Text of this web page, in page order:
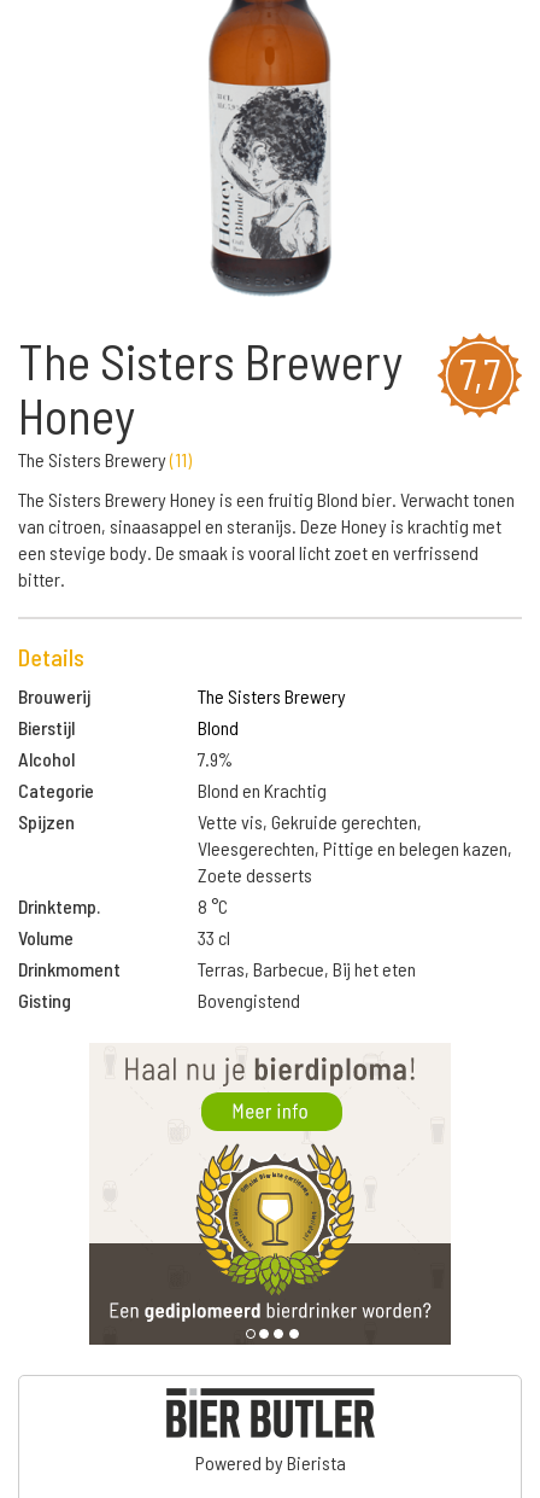
7,7
The Sisters Brewery
Honey
The Sisters Brewery(11)
The Sisters Brewery Honey is een fruitig Blond bier. Verwacht tonen
van citroen, sinaasappel en steranijs. Deze Honey is krachtig met
een stevige body. De smaak is vooral licht zoet en verfrissend
bitter.
Details
Brouwerij
The Sisters Brewery
Bierstijl
Blond
Alcohol
7.9%
Categorie
Blond en Krachtig
Spijzen
Vette vis, Gekruide gerechten,
Vleesgerechten, Pittige en belegen kazen,
Zoete desserts
Drinktemp.
8 °C
Volume
33 cl
Drinkmoment
Terras, Barbecue, Bij het eten
Gisting
Bovengistend
Powered by Bierista